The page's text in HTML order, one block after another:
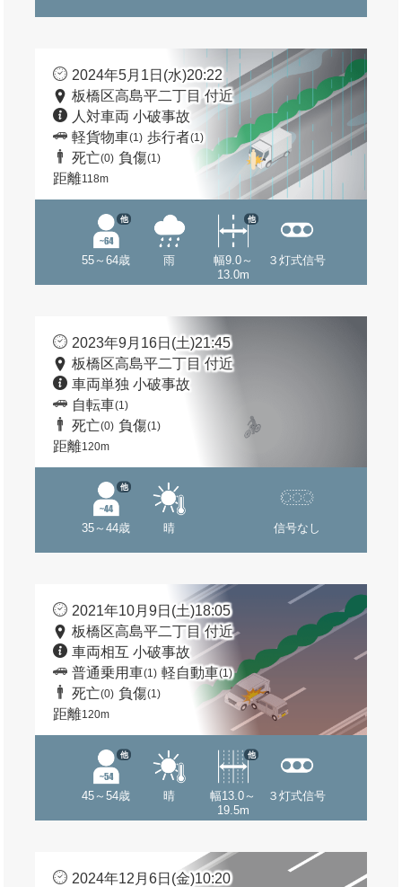
2024年5月1日(水)20:22
板橋区高島平二丁目 付近
人対車両 小破事故
軽貨物車(1) 歩行者(1)
死亡(0) 負傷(1)
距離118m
55～64歳
他
雨
幅9.0～
13.0m
他
３灯式信号
2023年9月16日(土)21:45
板橋区高島平二丁目 付近
車両単独 小破事故
自転車(1)
死亡(0) 負傷(1)
距離120m
35～44歳
他
晴 信号なし
2021年10月9日(土)18:05
板橋区高島平二丁目 付近
車両相互 小破事故
普通乗用車(1) 軽自動車(1)
死亡(0) 負傷(1)
距離120m
45～54歳
他
晴
幅13.0～
19.5m
他
３灯式信号
2024年12月6日(金)10:20